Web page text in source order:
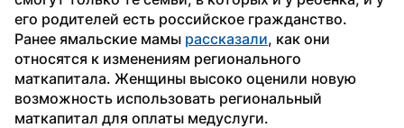
его родителей есть российское гражданство.
Ранее ямальские мамы рассказали, как они
относятся к изменениям регионального
маткапитала. Женщины высоко оценили новую
возможность использовать региональный
маткапитал для оплаты медуслуги.